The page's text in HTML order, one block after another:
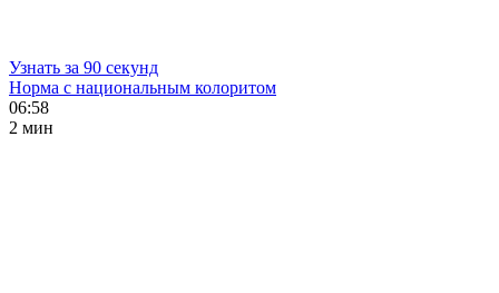
Узнать за 90 секунд
Норма с национальным колоритом
06:58
2 мин